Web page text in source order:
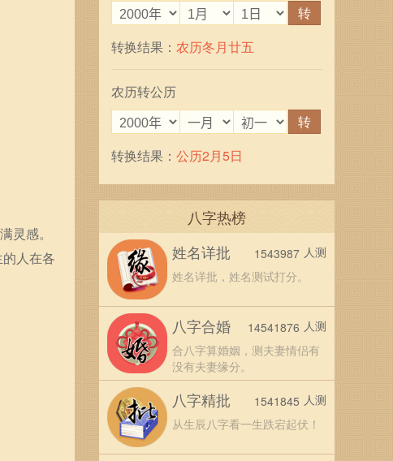
灵感。
人在各
转
转换结果： 农历冬月廿五
农历转公历
转
转换结果： 公历2月5日
八字热榜
姓名详批
姓名详批，姓名测试打分。
1543987 人测
八字合婚
合八字算婚姻，测夫妻情侣有
没有夫妻缘分。
14541876 人测
八字精批
从生辰八字看一生跌宕起伏！
1541845 人测